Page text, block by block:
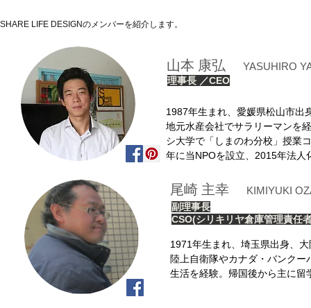
SHARE LIFE DESIGNのメンバーを紹介します。
山本 康弘 YASUHIRO
理事長 ／CEO
1987年生まれ、愛媛県松山市出
地元水産会社でサラリーマンを
シ大学で「しまのわ分校」授業
年に当NPOを設立、2015年法人
尾崎 主幸 KIMIYUKI
副理事長
CSO(シリキリヤ倉庫管理責任
1971年生まれ、埼玉県出身、
陸上自衛隊やカナダ・バンク
生活を経験。帰国後から主に